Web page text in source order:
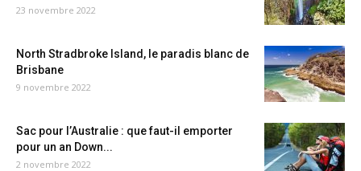
23 novembre 2022
North Stradbroke Island, le paradis blanc de
Brisbane
9 novembre 2022
Sac pour l’Australie : que faut-il emporter
pour un an Down...
2 novembre 2022